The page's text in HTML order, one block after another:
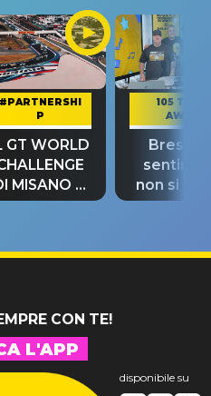
#PARTNERSHI
P
GT WORLD
MISANO si
105 TAKE
AWAY
Bresh:
non si
fino alla
CON TE!
L'APP
disponibile su